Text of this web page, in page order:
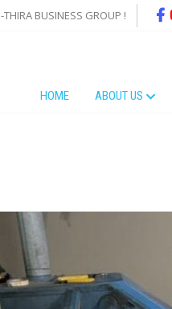
BUSINESS GROUP !
HOME ABOUT US